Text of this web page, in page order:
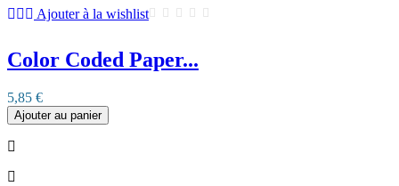
Ajouter à la wishlist
Color Coded Paper...
5,85 €
Ajouter au panier